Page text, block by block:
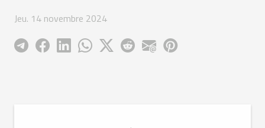
Jeu. 14 novembre 2024